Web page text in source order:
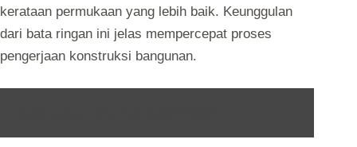
kerataan permukaan yang lebih baik. Keunggulan
dari bata ringan ini jelas mempercepat proses
pengerjaan konstruksi bangunan.